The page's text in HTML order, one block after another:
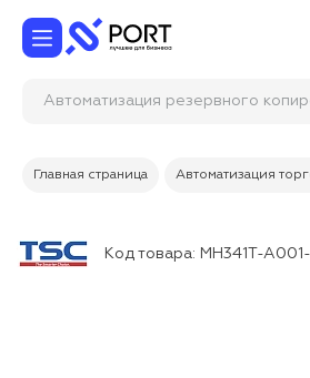
Автоматизация резервного
Главная страница Автоматизация
Код товара: MH341T-